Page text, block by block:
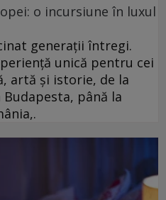
o incursiune în luxul
generații întregi.
unică pentru cei
artă și istorie, de la
până la